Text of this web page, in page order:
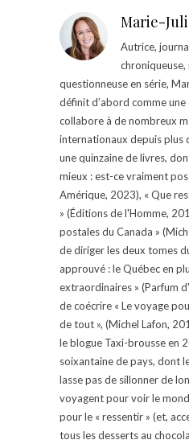
Marie-
Autrice,
chroniqueuse,
questionneuse en série,
définit d’abord comme
collabore à de nombreux
internationaux depuis plus
une quinzaine de livres,
mieux : est-ce vraiment
Amérique, 2023), « Que
» (Éditions de l'Homme,
postales du Canada »
de diriger les deux tomes
approuvé : le Québec en
extraordinaires » (Parfum
de coécrire « Le voyage
de tout », (Michel Lafon,
le blogue Taxi-brousse en
soixantaine de pays, dont
lasse pas de sillonner de
voyagent pour voir le
pour le « ressentir » (et,
tous les desserts au